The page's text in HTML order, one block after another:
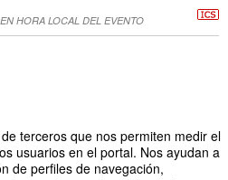
terceros que nos permiten medir el
usuarios en el portal. Nos ayudan a
de perfiles de navegación,
EN HORA LOCAL DEL EVENTO